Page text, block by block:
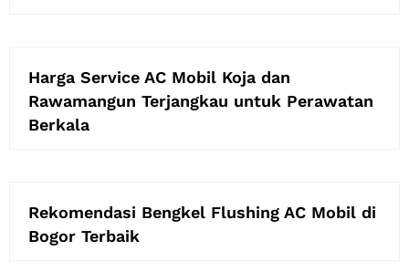
Harga Service AC Mobil Koja dan
Rawamangun Terjangkau untuk Perawatan
Berkala
Rekomendasi Bengkel Flushing AC Mobil di
Bogor Terbaik